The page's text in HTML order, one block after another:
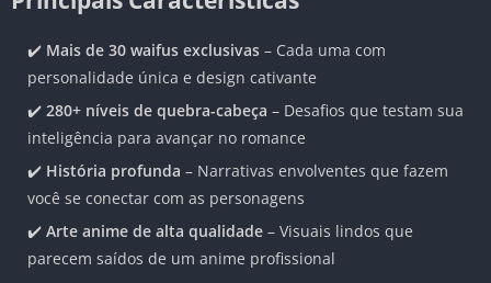
✔️ Mais de 30 waifus exclusivas – Cada uma com
personalidade única e design cativante
✔️ 280+ níveis de quebra-cabeça – Desafios que testam sua
inteligência para avançar no romance
✔️ História profunda – Narrativas envolventes que fazem
você se conectar com as personagens
✔️ Arte anime de alta qualidade – Visuais lindos que
parecem saídos de um anime profissional